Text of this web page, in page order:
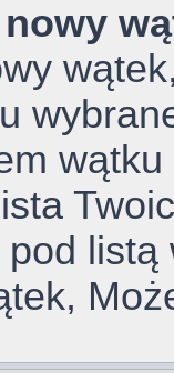
wątku
listą